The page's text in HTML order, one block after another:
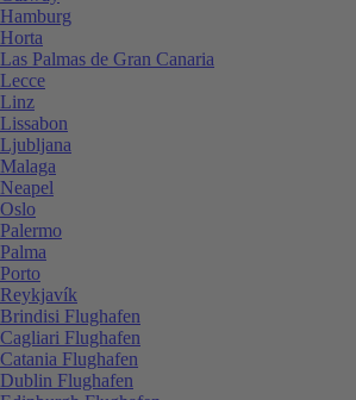
Hamburg
Horta
Las Palmas de Gran Canaria
Lecce
Linz
Lissabon
Ljubljana
Malaga
Neapel
Oslo
Palermo
Palma
Porto
Reykjavík
Brindisi Flughafen
Cagliari Flughafen
Catania Flughafen
Dublin Flughafen